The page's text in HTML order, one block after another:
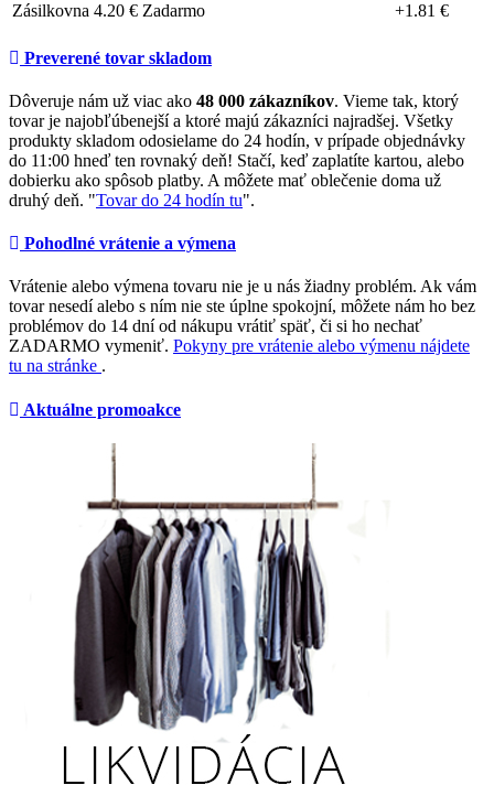
Zásilkovna 4.20 € Zadarmo +1.81 €
Preverené tovar skladom
Dôveruje nám už viac ako 48 000 zákazníkov. Vieme tak, ktorý
tovar je najobľúbenejší a ktoré majú zákazníci najradšej. Všetky
produkty skladom odosielame do 24 hodín, v prípade objednávky
do 11:00 hneď ten rovnaký deň! Stačí, keď zaplatíte kartou, alebo
dobierku ako spôsob platby. A môžete mať oblečenie doma už
druhý deň. "Tovar do 24 hodín tu".
Pohodlné vrátenie a výmena
Vrátenie alebo výmena tovaru nie je u nás žiadny problém. Ak vám
tovar nesedí alebo s ním nie ste úplne spokojní, môžete nám ho bez
problémov do 14 dní od nákupu vrátiť späť, či si ho nechať
ZADARMO vymeniť. Pokyny pre vrátenie alebo výmenu nájdete
tu na stránke .
Aktuálne promoakce